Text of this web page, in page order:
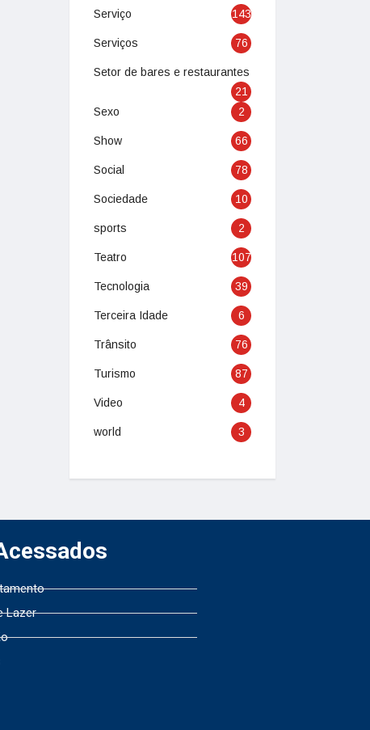
Serviço 143
Serviços 76
Setor de bares e restaurantes
21
Sexo
2
Show 66
Social 78
Sociedade 10
sports 2
Teatro 107
Tecnologia 39
Terceira Idade 6
Trânsito 76
Turismo 87
Video 4
world 3
Lazer